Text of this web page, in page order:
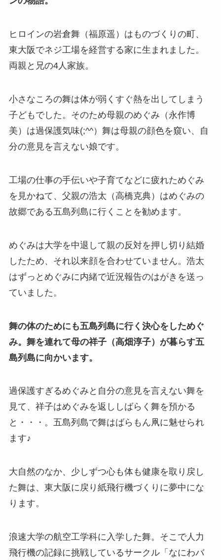
ヒロインの岩倉舞（福原遥）はものづくりの町、
東大阪でネジ工場を経営する家に生まれました。
両親と兄の4人家族。
小さなころの舞は体が弱くすぐ熱を出してしまう
子どもでした。そのため母親のめぐみ（永作博
美）は過保護気味(;^^）舞は母親の顔色を窺い、自
分の意見を言えない娘です。
工場の仕事の手伝いや子育てなどに疲れためぐみ
を見かねて、父親の浩太（高橋克典）はめぐみの
故郷である五島列島に行くことを勧めます。
めぐみは大学を中退して親の反対を押し切り結婚
したため、それ以来顔を合わせていません。浩太
はずっとめぐみに内緒で近況報告のはがきを送っ
ていました。
舞の体のためにも五島列島に行く決心をしためぐ
み。舞を連れて母の祥子（高畑淳子）が暮らす五
島列島に向かいます。
過保護すぎるめぐみと自分の意見を言えない舞を
見て、祥子はめぐみを返ししばらく舞を預かる
と・・・。五島列島で舞はばらもん凧に魅せられ
ます♪
大自然のなか、少しずつ心も体も健康を取り戻し
た舞は、東大阪に戻り紙飛行機づくりに夢中にな
ります。
浪速大学の航空工学科に入学した舞。そこで人力
飛行機の記録に挑戦しているサークル「なにわバ